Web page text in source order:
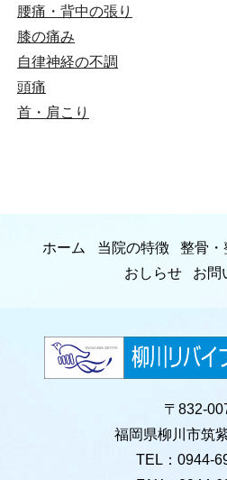
腰痛・背中の張り
膝の痛み
自律神経の不調
頭痛
首・肩こり
ホーム 当院の特徴 整骨・
おしらせ
お問
〒832-
福岡県柳川市筑
TEL：0944-